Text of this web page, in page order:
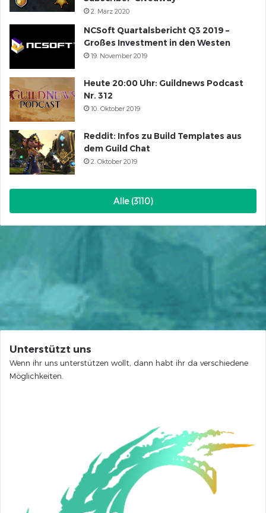
2. März 2020
NCSoft Quartalsbericht Q3 2019 –
Großes Investment in den Westen
19. November 2019
Heute 20:00 Uhr: Guildnews Podcast
Nr. 312
10. Oktober 2019
Reddit: Infos zu Build Templates aus
dem Guild Chat
2. Oktober 2019
Alle (3110)
Unterstützt uns
Wenn ihr uns unterstützen wollt, dann habt ihr da verschiedene
Möglichkeiten.